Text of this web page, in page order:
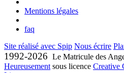
Mentions légales
faq
Site réalisé avec Spip Nous écrire
1992-2026 Le Matricule des
Heureusementsous licence Creative